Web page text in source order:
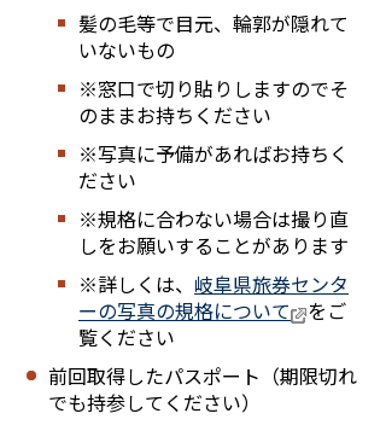
髪の毛等で目元、輪郭が隠れて
いないもの
※窓口で切り貼りしますのでそ
のままお持ちください
※写真に予備があればお持ちく
ださい
※規格に合わない場合は撮り直
しをお願いすることがあります
※詳しくは、 岐阜県旅券センタ
ーの写真の規格について
をご
覧ください
前回取得したパスポート（期限切れ
でも持参してください）